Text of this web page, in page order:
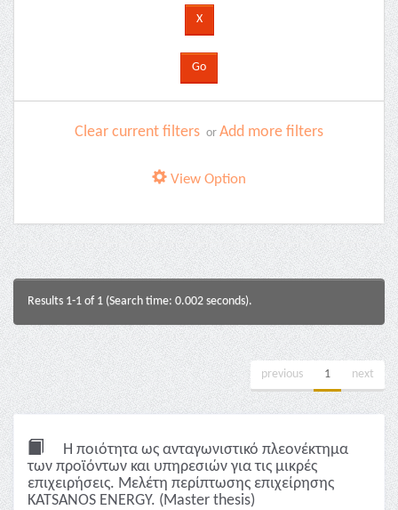
Clear current filters or Add more filters
View Option
Results 1-1 of 1 (Search time: 0.002 seconds).
previous 1 next
Η ποιότητα ως ανταγωνιστικό πλεονέκτημα
των προϊόντων και υπηρεσιών για τις μικρές
επιχειρήσεις. Μελέτη περίπτωσης επιχείρησης
KATSANOS ENERGY. (Master thesis)